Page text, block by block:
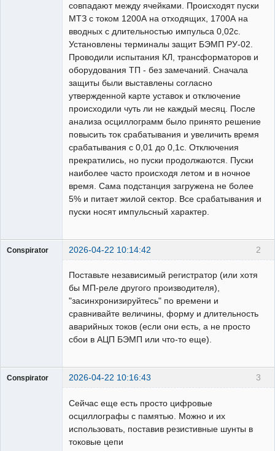
совпадают между ячейками. Происходят пуски
МТЗ с током 1200А на отходящих, 1700А на
вводных с длительностью импульса 0,02с.
Установлены терминалы защит БЭМП РУ-02.
Проводили испытания КЛ, трансформаторов и
оборудования ТП - без замечаний. Сначала
защиты были выставлены согласно
утвержденной карте уставок и отключение
происходили чуть ли не каждый месяц. После
анализа осциллограмм было принято решение
повысить ток срабатывания и увеличить время
срабатывания с 0,01 до 0,1с. Отключения
прекратились, но пуски продолжаются. Пуски
наиболее часто происходя летом и в ночное
время. Сама подстанция загружена не более
5% и питает жилой сектор. Все срабатывания и
пуски носят импульсный характер.
2
Conspirator 2026-04-22 10:14:42
Поставьте независимый регистратор (или хотя
бы МП-реле другого производителя),
"засинхронизируйтесь" по времени и
сравнивайте величины, форму и длительность
аварийных токов (если они есть, а не просто
сбои в АЦП БЭМП или что-то еще).
3
Conspirator 2026-04-22 10:16:43
Сейчас еще есть просто цифровые
осциллографы с памятью. Можно и их
использовать, поставив резистивные шунты в
токовые цепи